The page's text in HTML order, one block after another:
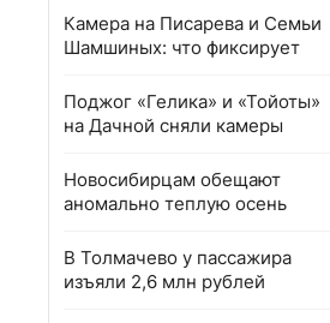
Камера на Писарева и Семьи
Шамшиных: что фиксирует
Поджог «Гелика» и «Тойоты»
на Дачной сняли камеры
Новосибирцам обещают
аномально теплую осень
В Толмачево у пассажира
изъяли 2,6 млн рублей